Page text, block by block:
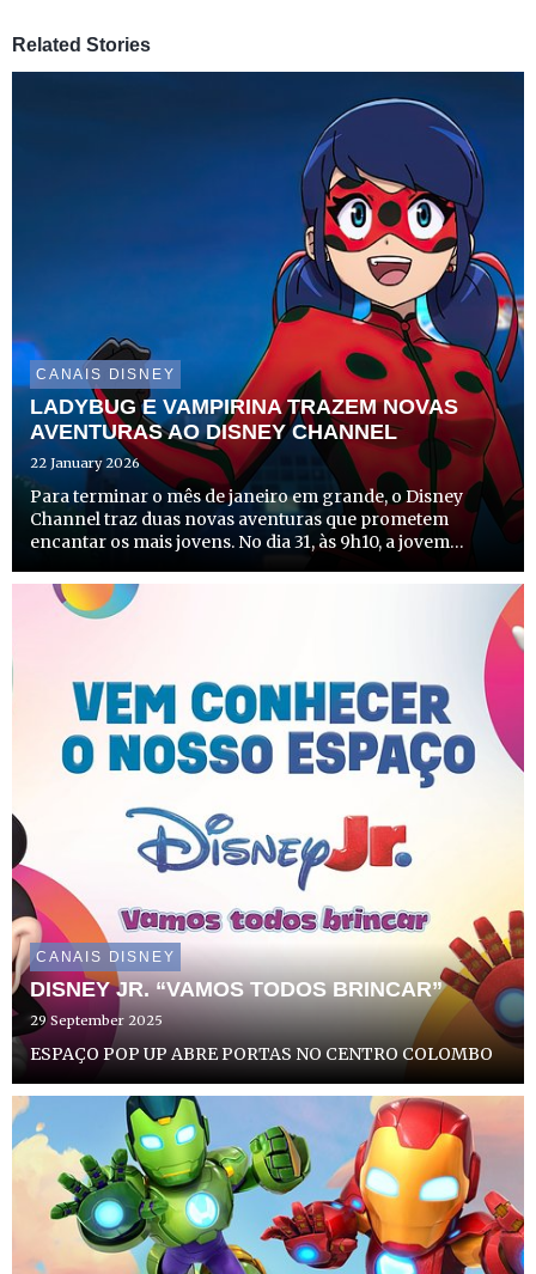
Related Stories
CANAIS DISNEY
LADYBUG E VAMPIRINA TRAZEM NOVAS
AVENTURAS AO DISNEY CHANNEL
22 January 2026
Para terminar o mês de janeiro em grande, o Disney
Channel traz duas novas aventuras que prometem
encantar os mais jovens. No dia 31, às 9h10, a jovem
internacional em “Miraculous World: As Aventuras de
Ladybug em Tóquio, S...
CANAIS DISNEY
DISNEY JR. “VAMOS TODOS BRINCAR”
29 September 2025
ESPAÇO POP UP ABRE PORTAS NO CENTRO COLOMBO